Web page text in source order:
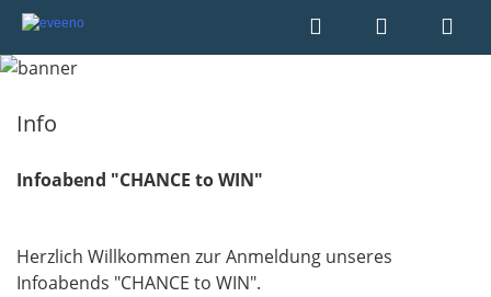
Info
Infoabend "CHANCE to WIN"
Herzlich Willkommen zur Anmeldung unseres
Infoabends "CHANCE to WIN".